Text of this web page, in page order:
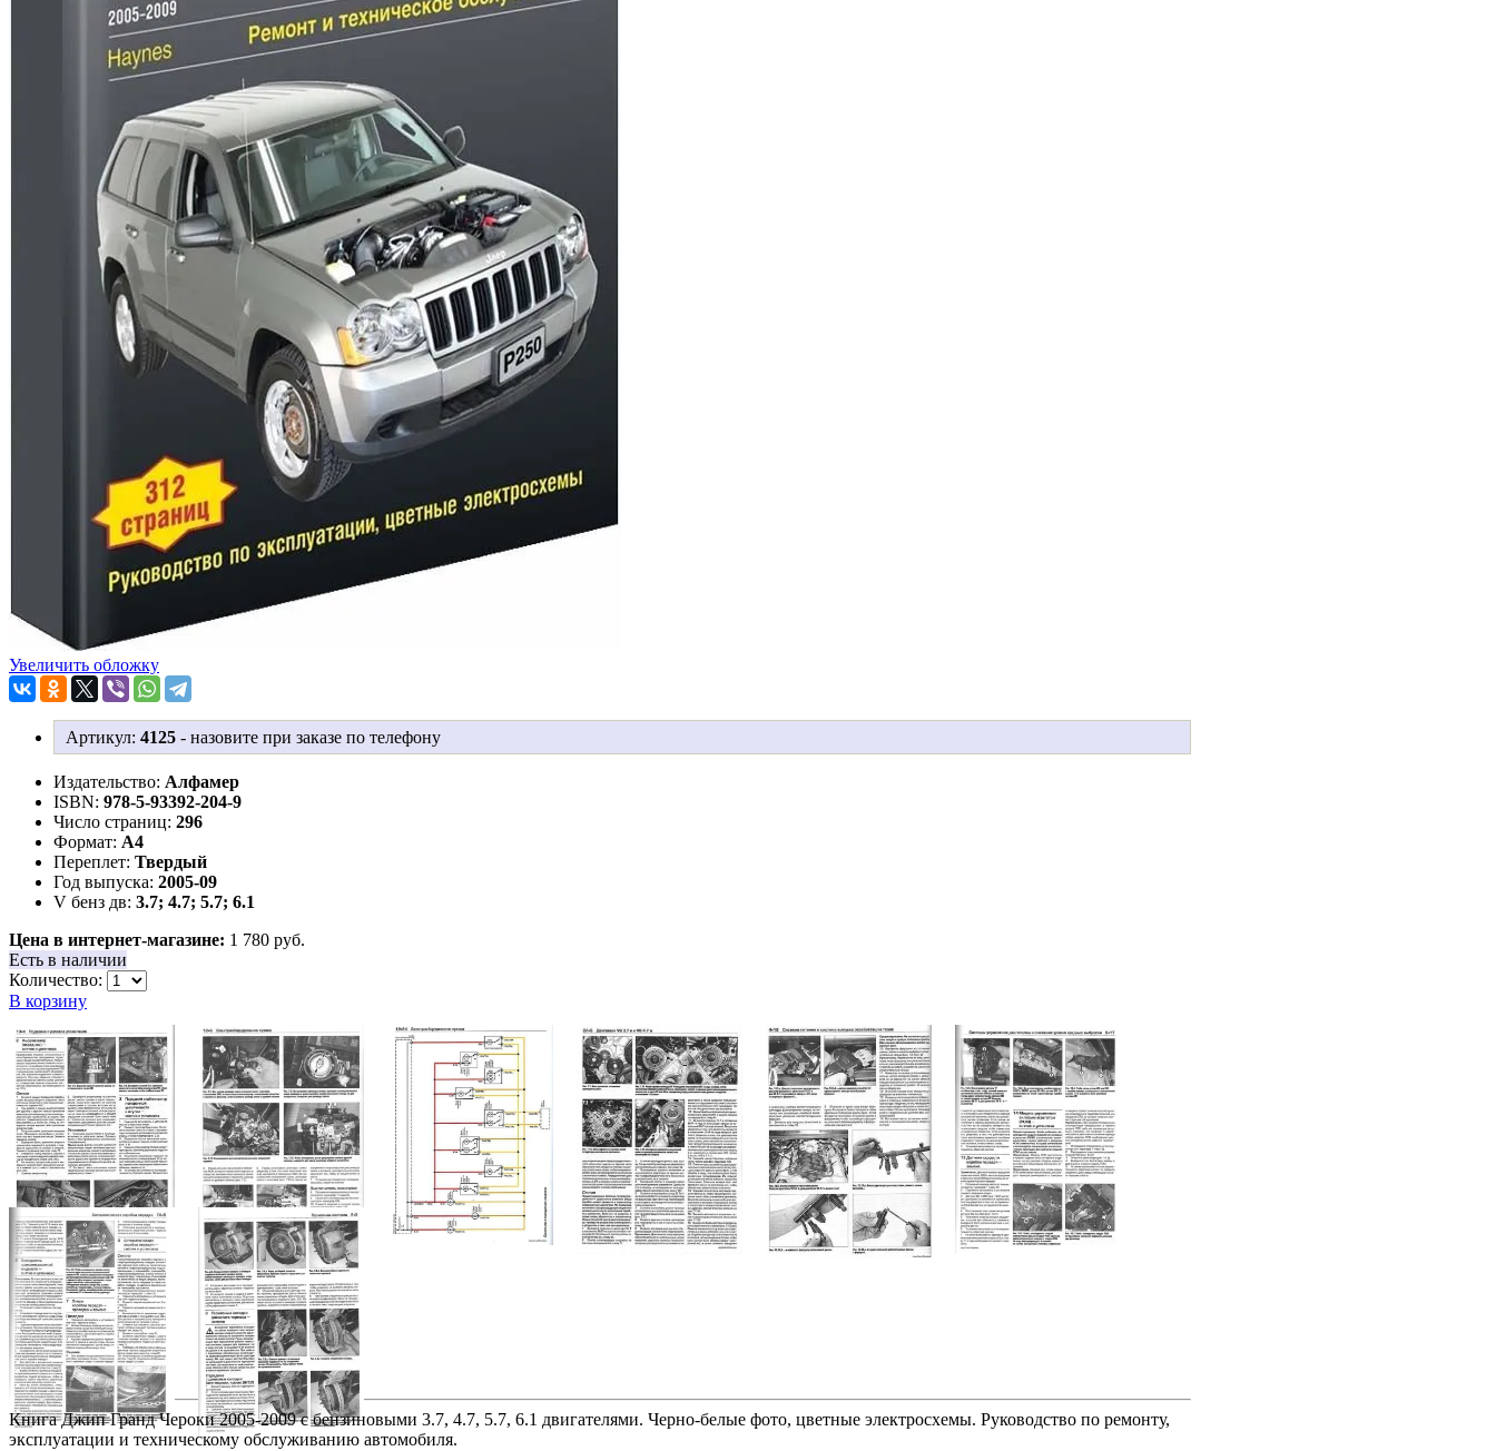
Увеличить обложку
Артикул: 4125 - назовите при заказе по телефону
Издательство: Алфамер
ISBN: 978-5-93392-204-9
Число страниц: 296
Формат: А4
Переплет: Твердый
Год выпуска: 2005-09
V бенз дв: 3.7; 4.7; 5.7; 6.1
Цена в интернет-магазине: 1 780 руб.
Есть в наличии
Количество:
В корзину
Книга Джип Гранд Чероки 2005-2009 с бензиновыми 3.7, 4.7, 5.7, 6.1 двигателями. Черно-белые фото, цветные электросхемы. Руководство по ремонту,
эксплуатации и техническому обслуживанию автомобиля.